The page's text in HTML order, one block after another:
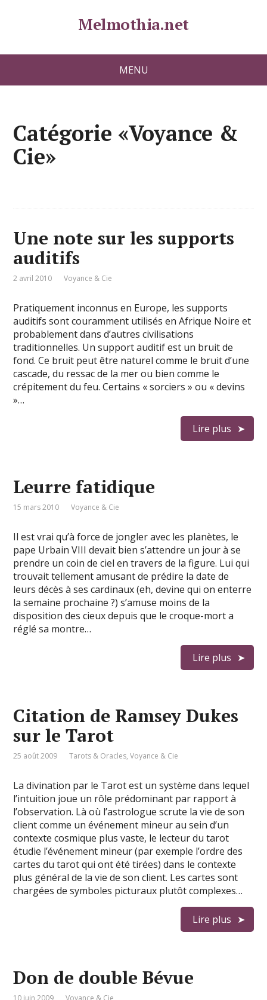
Melmothia.net
MENU
Catégorie «Voyance &
Cie»
Une note sur les supports
auditifs
2 avril 2010 Voyance & Cie
Pratiquement inconnus en Europe, les supports
auditifs sont couramment utilisés en Afrique Noire et
probablement dans d’autres civilisations
traditionnelles. Un support auditif est un bruit de
fond. Ce bruit peut être naturel comme le bruit d’une
cascade, du ressac de la mer ou bien comme le
crépitement du feu. Certains « sorciers » ou « devins
»…
Lire plus
Leurre fatidique
15 mars 2010 Voyance & Cie
Il est vrai qu’à force de jongler avec les planètes, le
pape Urbain VIII devait bien s’attendre un jour à se
prendre un coin de ciel en travers de la figure. Lui qui
trouvait tellement amusant de prédire la date de
leurs décès à ses cardinaux (eh, devine qui on enterre
la semaine prochaine ?) s’amuse moins de la
disposition des cieux depuis que le croque-mort a
réglé sa montre…
Lire plus
Citation de Ramsey Dukes
sur le Tarot
25 août 2009 Tarots & Oracles,Voyance & Cie
La divination par le Tarot est un système dans lequel
l’intuition joue un rôle prédominant par rapport à
l’observation. Là où l’astrologue scrute la vie de son
client comme un événement mineur au sein d’un
contexte cosmique plus vaste, le lecteur du tarot
étudie l’événement mineur (par exemple l’ordre des
cartes du tarot qui ont été tirées) dans le contexte
plus général de la vie de son client. Les cartes sont
chargées de symboles picturaux plutôt complexes…
Lire plus
Don de double Bévue
10 juin 2009 Voyance & Cie